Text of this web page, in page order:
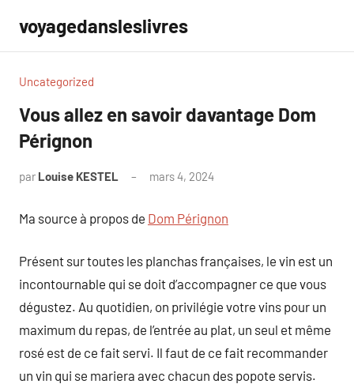
contenu
voyagedansleslivres
Uncategorized
Vous allez en savoir davantage Dom
Pérignon
par Louise KESTEL mars 4, 2024
Ma source à propos de Dom Pérignon
Présent sur toutes les planchas françaises, le vin est un
incontournable qui se doit d’accompagner ce que vous
dégustez. Au quotidien, on privilégie votre vins pour un
maximum du repas, de l’entrée au plat, un seul et même
rosé est de ce fait servi. Il faut de ce fait recommander
un vin qui se mariera avec chacun des popote servis.